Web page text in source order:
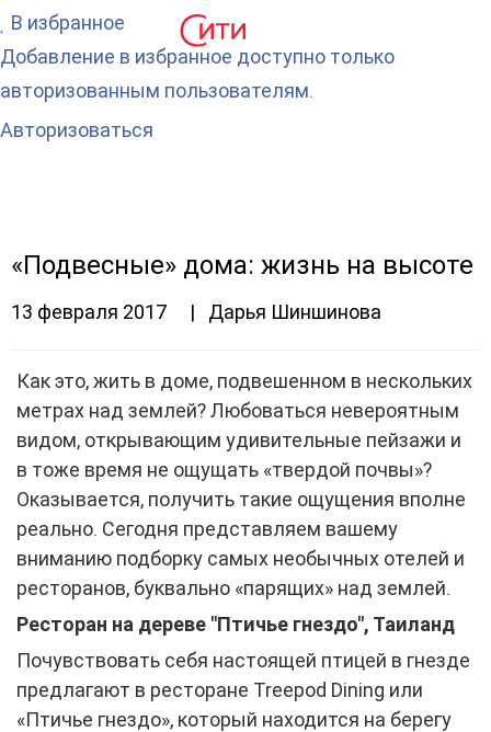
«Подвесные» дома: жизнь на высоте
13 февраля 2017 | Дарья Шиншинова
Как это, жить в доме, подвешенном в нескольких
метрах над землей? Любоваться невероятным
видом, открывающим удивительные пейзажи и
в тоже время не ощущать «твердой почвы»?
Оказывается, получить такие ощущения вполне
реально. Сегодня представляем вашему
вниманию подборку самых необычных отелей и
ресторанов, буквально «парящих» над землей.
Ресторан на дереве "Птичье гнездо", Таиланд
Почувствовать себя настоящей птицей в гнезде
предлагают в ресторане Treepod Dining или
«Птичье гнездо», который находится на берегу
В избранное
Добавление в избранное доступно только
авторизованным пользователям.
Авторизоваться